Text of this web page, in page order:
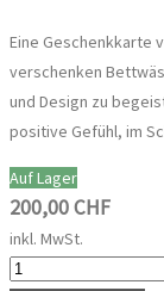
Eine Geschenkkarte
verschenken
und Design zu
positive Gefühl, im
Auf Lager
200,00 CHF
inkl. MwSt.